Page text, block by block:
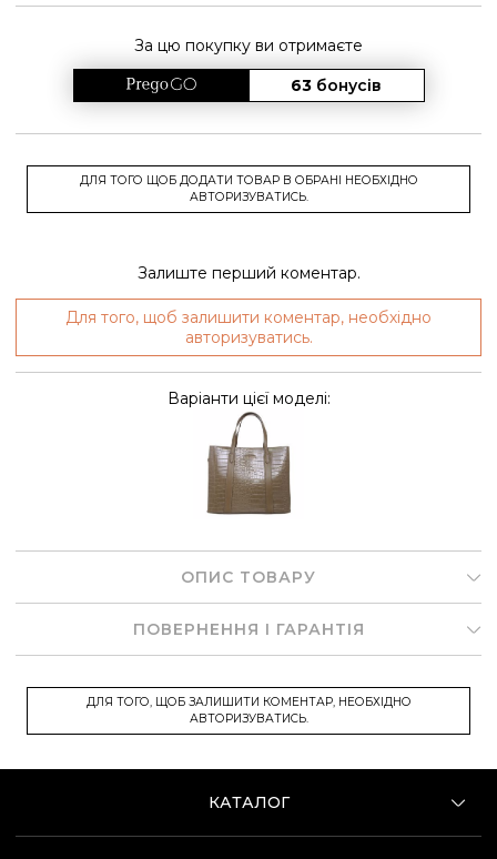
За цю покупку ви отримаєте
63 бонусів
ДЛЯ ТОГО ЩОБ ДОДАТИ ТОВАР В ОБРАНІ НЕОБХІДНО
АВТОРИЗУВАТИСЬ.
Залиште перший коментар.
Для того, щоб залишити коментар, необхідно
авторизуватись.
Варіанти цієї моделі:
ОПИС ТОВАРУ
ПОВЕРНЕННЯ І ГАРАНТІЯ
ДЛЯ ТОГО, ЩОБ ЗАЛИШИТИ КОМЕНТАР, НЕОБХІДНО
АВТОРИЗУВАТИСЬ.
КАТАЛОГ